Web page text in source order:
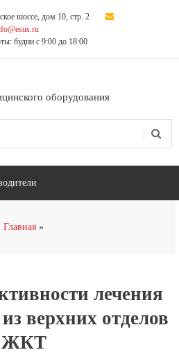
шоссе, дом 10, стр. 2
будни с 9:00 до 18:00
оборудования
Главная
лечения
верхних отделов
ЖКТ